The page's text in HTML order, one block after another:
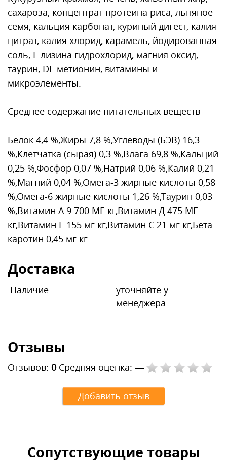
сахароза, концентрат протеина риса, льняное
семя, кальция карбонат, куриный дигест, калия
цитрат, калия хлорид, карамель, йодированная
соль, L-лизина гидрохлорид, магния оксид,
таурин, DL-метионин, витамины и
микроэлементы.
Среднее содержание питательных веществ
Белок 4,4 %,Жиры 7,8 %,Углеводы (БЭВ) 16,3
%,Клетчатка (сырая) 0,3 %,Влага 69,8 %,Кальций
0,25 %,Фосфор 0,07 %,Натрий 0,06 %,Калий 0,21
%,Магний 0,04 %,Омега-3 жирные кислоты 0,58
%,Омега-6 жирные кислоты 1,26 %,Таурин 0,03
%,Витамин А 9 700 МЕ кг,Витамин Д 475 МЕ
кг,Витамин Е 155 мг кг,Витамин С 21 мг кг,Бета-
каротин 0,45 мг кг
Доставка
Наличие
уточняйте у
менеджера
Отзывы
Отзывов: 0 Средняя оценка: —
Добавить отзыв
Сопутствующие товары